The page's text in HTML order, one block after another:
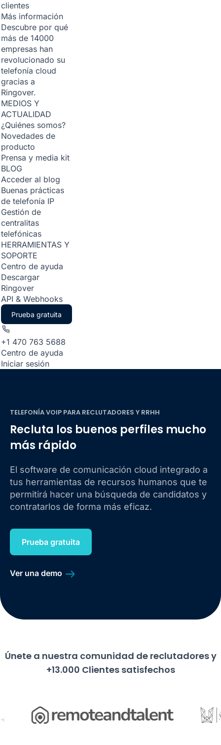
clientes
Más información
Descubre por qué
más de 14000
empresas han
revolucionado su
telefonía cloud
gracias a
Ringover.
MEDIOS Y
ACTUALIDAD
¿Quiénes somos?
Novedades de
producto
Prensa y media kit
BLOG
Acceder al blog
Buenas prácticas
de telefonía IP
Gestión de
centralitas
telefónicas
HERRAMIENTAS Y
SOPORTE
Centro de ayuda
Descargar
Ringover
API & Webhooks
Prueba gratuita
+1 470 763 5688
Centro de ayuda
Iniciar sesión
TELEFONÍA VOIP PARA RECLUTADORES Y RRHH
Recluta los buenos perfiles mucho
más rápido
El software de comunicación cloud integrado a
tus herramientas de recursos humanos que te
permitirá hacer una búsqueda de candidatos y
contratarlos de forma más eficaz.
Prueba gratuita
Ver una demo
Únete a nuestra comunidad de reclutadores y
+13.000 Clientes satisfechos